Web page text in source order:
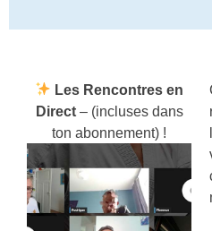
Les Rencontres en
Direct – (incluses dans
ton abonnement) !